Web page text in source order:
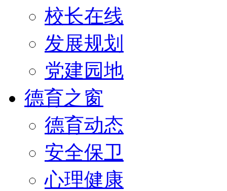
校长在线
发展规划
党建园地
德育之窗
德育动态
安全保卫
心理健康